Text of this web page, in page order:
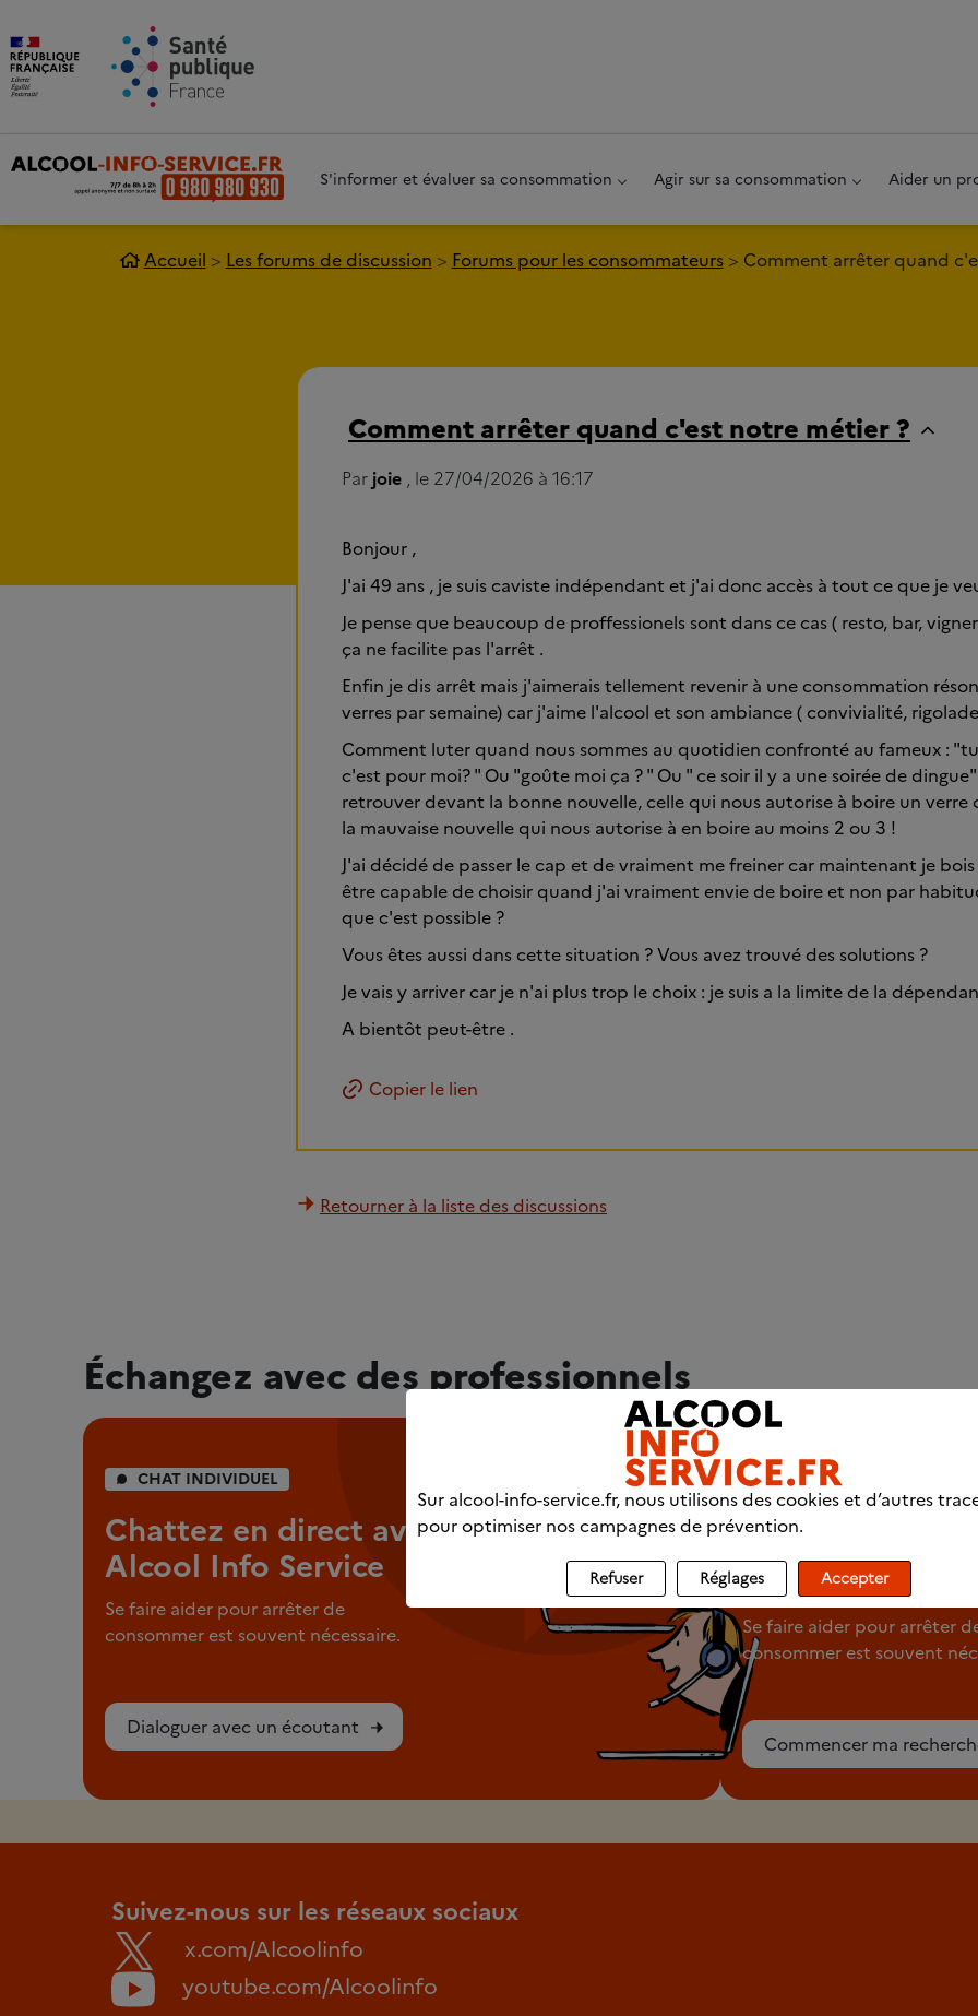
S'informer et évaluer sa consommation Agir sur sa consommation Aider un
Accueil Les forums de discussion Forums pour les consommateurs Comment arrêter quand
Comment arrêter quand c'est notre métier ?
Par joie , le 27/04/2026 à 16:17
Bonjour ,
J'ai 49 ans , je suis caviste indépendant et j'ai donc accès à tout ce que je
Je pense que beaucoup de proffessionels sont dans ce cas ( resto, bar,
ça ne facilite pas l'arrêt .
Enfin je dis arrêt mais j'aimerais tellement revenir à une consommation
verres par semaine) car j'aime l'alcool et son ambiance ( convivialité,
Comment luter quand nous sommes au quotidien confronté au fameux :
c'est pour moi? " Ou "goûte moi ça ? " Ou " ce soir il y a une soirée de
retrouver devant la bonne nouvelle, celle qui nous autorise à boire un verre
la mauvaise nouvelle qui nous autorise à en boire au moins 2 ou 3 !
J'ai décidé de passer le cap et de vraiment me freiner car maintenant je bois
être capable de choisir quand j'ai vraiment envie de boire et non par
que c'est possible ?
Vous êtes aussi dans cette situation ? Vous avez trouvé des solutions ?
Je vais y arriver car je n'ai plus trop le choix : je suis a la limite de la
A bientôt peut-être .
Copier le lien
Retourner à la liste des discussions
Échangez avec des professionnels
CHAT INDIVIDUEL
Chattez en direct avec
Alcool Info Service
Se faire aider pour arrêter de
consommer est souvent nécessaire.
Dialoguer avec un écoutant
ADRESSES UTILES
Trouver un
professionnel
chez vous
Se faire aider pour arrêter
consommer est souvent
Commencer ma
Suivez-nous sur les réseaux sociaux
x.com/Alcoolinfo
youtube.com/Alcoolinfo
Sur alcool-info-service.fr, nous utilisons des cookies et d’autres
pour optimiser nos campagnes de prévention.
Refuser Réglages Accepter